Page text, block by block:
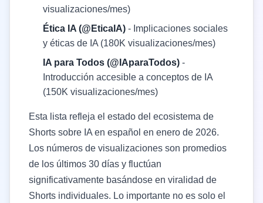
visualizaciones/mes)
Ética IA (@EticaIA) - Implicaciones sociales
y éticas de IA (180K visualizaciones/mes)
IA para Todos (@IAparaTodos) -
Introducción accesible a conceptos de IA
(150K visualizaciones/mes)
Esta lista refleja el estado del ecosistema de
Shorts sobre IA en español en enero de 2026.
Los números de visualizaciones son promedios
de los últimos 30 días y fluctúan
significativamente basándose en viralidad de
Shorts individuales. Lo importante no es solo el